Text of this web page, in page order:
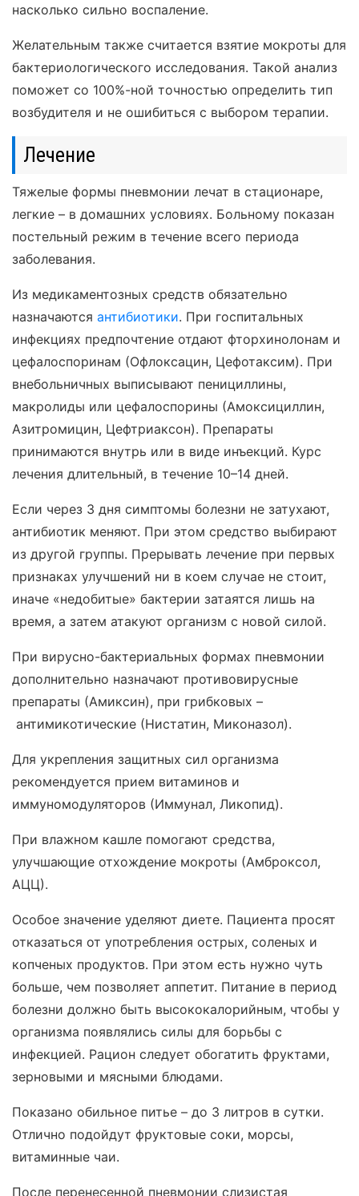
насколько сильно воспаление.
Желательным также считается взятие мокроты для
бактериологического исследования. Такой анализ
поможет со 100%-ной точностью определить тип
возбудителя и не ошибиться с выбором терапии.
Лечение
Тяжелые формы пневмонии лечат в стационаре,
легкие – в домашних условиях. Больному показан
постельный режим в течение всего периода
заболевания.
Из медикаментозных средств обязательно
назначаются антибиотики. При госпитальных
инфекциях предпочтение отдают фторхинолонам и
цефалоспоринам (Офлоксацин, Цефотаксим). При
внебольничных выписывают пенициллины,
макролиды или цефалоспорины (Амоксициллин,
Азитромицин, Цефтриаксон). Препараты
принимаются внутрь или в виде инъекций. Курс
лечения длительный, в течение 10–14 дней.
Если через 3 дня симптомы болезни не затухают,
антибиотик меняют. При этом средство выбирают
из другой группы. Прерывать лечение при первых
признаках улучшений ни в коем случае не стоит,
иначе «недобитые» бактерии затаятся лишь на
время, а затем атакуют организм с новой силой.
При вирусно-бактериальных формах пневмонии
дополнительно назначают противовирусные
препараты (Амиксин), при грибковых –
антимикотические (Нистатин, Миконазол).
Для укрепления защитных сил организма
рекомендуется прием витаминов и
иммуномодуляторов (Иммунал, Ликопид).
При влажном кашле помогают средства,
улучшающие отхождение мокроты (Амброксол,
АЦЦ).
Особое значение уделяют диете. Пациента просят
отказаться от употребления острых, соленых и
копченых продуктов. При этом есть нужно чуть
больше, чем позволяет аппетит. Питание в период
болезни должно быть высококалорийным, чтобы у
организма появлялись силы для борьбы с
инфекцией. Рацион следует обогатить фруктами,
зерновыми и мясными блюдами.
Показано обильное питье – до 3 литров в сутки.
Отлично подойдут фруктовые соки, морсы,
витаминные чаи.
После перенесенной пневмонии слизистая